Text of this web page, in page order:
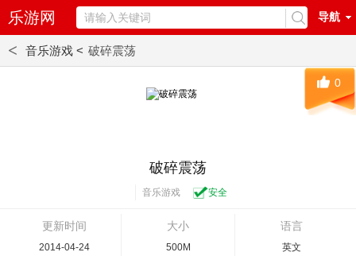
乐游网 导航
< 音乐游戏 < 破碎震荡
破碎震荡
音乐游戏 安全
更新时间
2014-04-24
大小
500M
语言
英文
0